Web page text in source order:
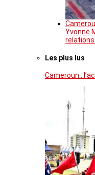
Yvonne
Les plus lus
Cameroun :